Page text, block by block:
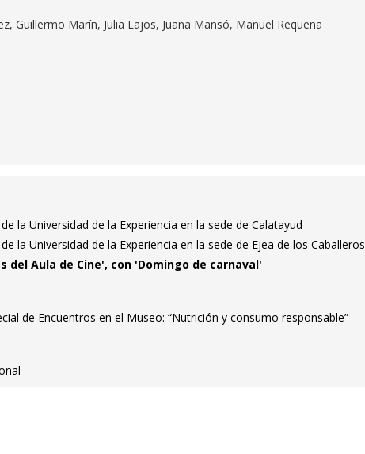
Guillermo Marín, Julia Lajos, Juana Mansó, Manuel Requena
la Universidad de la Experiencia en la sede de Calatayud
la Universidad de la Experiencia en la sede de Ejea de los Caballeros
del Aula de Cine', con 'Domingo de carnaval'
de Encuentros en el Museo: “Nutrición y consumo responsable”